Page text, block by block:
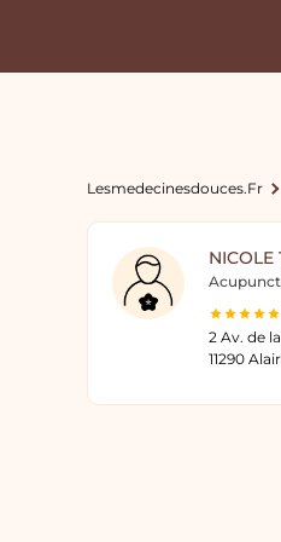
Lesmedecinesdouces.fr
NICOLE
2 Av. de
11290